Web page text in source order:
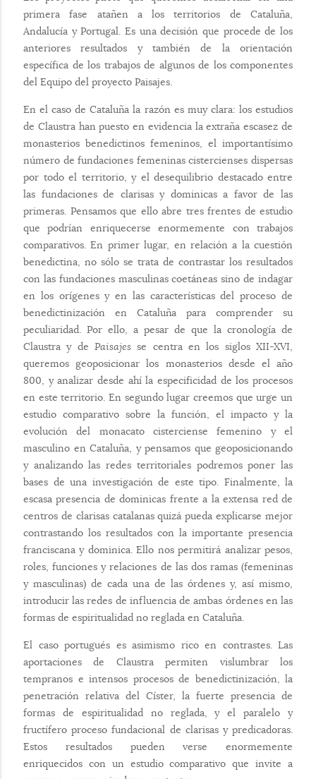
primera fase atañen a los territorios de Cataluña,
Andalucía y Portugal. Es una decisión que procede de los
anteriores resultados y también de la orientación
específica de los trabajos de algunos de los componentes
del Equipo del proyecto Paisajes.
En el caso de Cataluña la razón es muy clara: los estudios
de Claustra han puesto en evidencia la extraña escasez de
monasterios benedictinos femeninos, el importantísimo
número de fundaciones femeninas cistercienses dispersas
por todo el territorio, y el desequilibrio destacado entre
las fundaciones de clarisas y dominicas a favor de las
primeras. Pensamos que ello abre tres frentes de estudio
que podrían enriquecerse enormemente con trabajos
comparativos. En primer lugar, en relación a la cuestión
benedictina, no sólo se trata de contrastar los resultados
con las fundaciones masculinas coetáneas sino de indagar
en los orígenes y en las características del proceso de
benedictinización en Cataluña para comprender su
peculiaridad. Por ello, a pesar de que la cronología de
Claustra y de Paisajes se centra en los siglos XII-XVI,
queremos geoposicionar los monasterios desde el año
800, y analizar desde ahí la especificidad de los procesos
en este territorio. En segundo lugar creemos que urge un
estudio comparativo sobre la función, el impacto y la
evolución del monacato cisterciense femenino y el
masculino en Cataluña, y pensamos que geoposicionando
y analizando las redes territoriales podremos poner las
bases de una investigación de este tipo. Finalmente, la
escasa presencia de dominicas frente a la extensa red de
centros de clarisas catalanas quizá pueda explicarse mejor
contrastando los resultados con la importante presencia
franciscana y dominica. Ello nos permitirá analizar pesos,
roles, funciones y relaciones de las dos ramas (femeninas
y masculinas) de cada una de las órdenes y, así mismo,
introducir las redes de influencia de ambas órdenes en las
formas de espiritualidad no reglada en Cataluña.
El caso portugués es asimismo rico en contrastes. Las
aportaciones de Claustra permiten vislumbrar los
tempranos e intensos procesos de benedictinización, la
penetración relativa del Císter, la fuerte presencia de
formas de espiritualidad no reglada, y el paralelo y
fructífero proceso fundacional de clarisas y predicadoras.
Estos resultados pueden verse enormemente
enriquecidos con un estudio comparativo que invite a